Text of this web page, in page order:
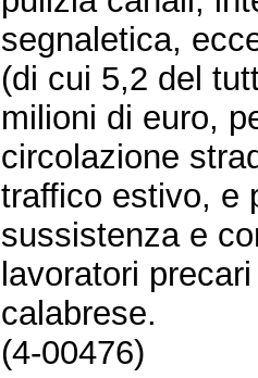
segnaletica,
(di cui 5,2 del
milioni di euro,
circolazione
traffico estivo, e
sussistenza e
lavoratori
calabrese.
(4-00476)